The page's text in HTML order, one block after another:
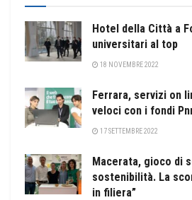
Hotel della Città a
universitari al top
18 NOVEMBRE 2022
Ferrara, servizi on
veloci con i fondi
17 SETTEMBRE 2022
Macerata, gioco di
sostenibilità. La
in filiera”